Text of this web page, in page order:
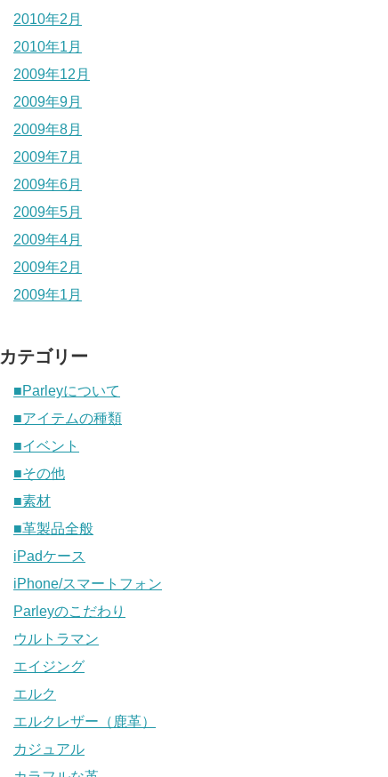
2010年2月
2010年1月
2009年12月
2009年9月
2009年8月
2009年7月
2009年6月
2009年5月
2009年4月
2009年2月
2009年1月
カテゴリー
■Parleyについて
■アイテムの種類
■イベント
■その他
■素材
■革製品全般
iPadケース
iPhone/スマートフォン
Parleyのこだわり
ウルトラマン
エイジング
エルク
エルクレザー（鹿革）
カジュアル